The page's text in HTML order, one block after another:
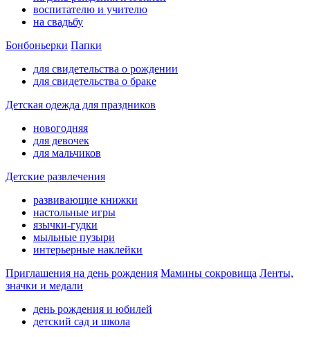
воспитателю и учителю
на свадьбу
Бонбоньерки Папки
для свидетельства о рождении
для свидетельства о браке
Детская одежда для праздников
новогодняя
для девочек
для мальчиков
Детские развлечения
развивающие книжки
настольные игры
язычки-гудки
мыльные пузыри
интерьерные наклейки
Приглашения на день рождения Мамины сокровища Ленты,
значки и медали
день рождения и юбилей
детский сад и школа